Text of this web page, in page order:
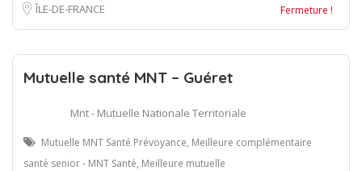
ÎLE-DE-FRANCE Fermeture !
Mutuelle santé MNT – Guéret
Mnt - Mutuelle Nationale Territoriale
Mutuelle MNT Santé Prévoyance, Meilleure complémentaire
santé senior - MNT Santé, Meilleure mutuelle